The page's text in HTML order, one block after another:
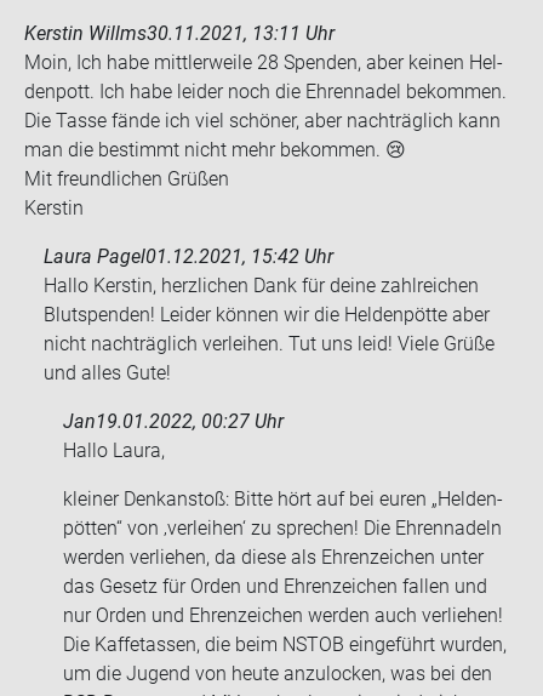
Kerstin Willms30.11.2021, 13:11 Uhr
Moin, Ich habe mitt­ler­wei­le 28 Spen­den, aber kei­nen Hel­
den­pott. Ich habe lei­der noch die Eh­ren­na­del be­kom­men.
Die Tasse fände ich viel schö­ner, aber nach­träg­lich kann
man die be­stimmt nicht mehr be­kom­men. 😢
Mit freund­li­chen Grü­ßen
Kers­tin
Laura Pagel01.12.2021, 15:42 Uhr
Hallo Kerstin, herzlichen Dank für deine zahlreichen
Blutspenden! Leider können wir die Heldenpötte aber
nicht nachträglich verleihen. Tut uns leid! Viele Grüße
und alles Gute!
Jan19.01.2022, 00:27 Uhr
Hallo Laura,
klei­ner Denk­an­stoß: Bitte hört auf bei euren „Hel­den­
pöt­ten“ von ‚ver­lei­hen‘ zu spre­chen! Die Eh­ren­na­deln
wer­den ver­lie­hen, da diese als Eh­ren­zei­chen unter
das Ge­setz für Orden und Eh­ren­zei­chen fal­len und
nur Orden und Eh­ren­zei­chen wer­den auch ver­lie­hen!
Die Kaff­e­tas­sen, die beim NSTOB ein­ge­führt wur­den,
um die Ju­gend von heute an­zu­lo­cken, was bei den